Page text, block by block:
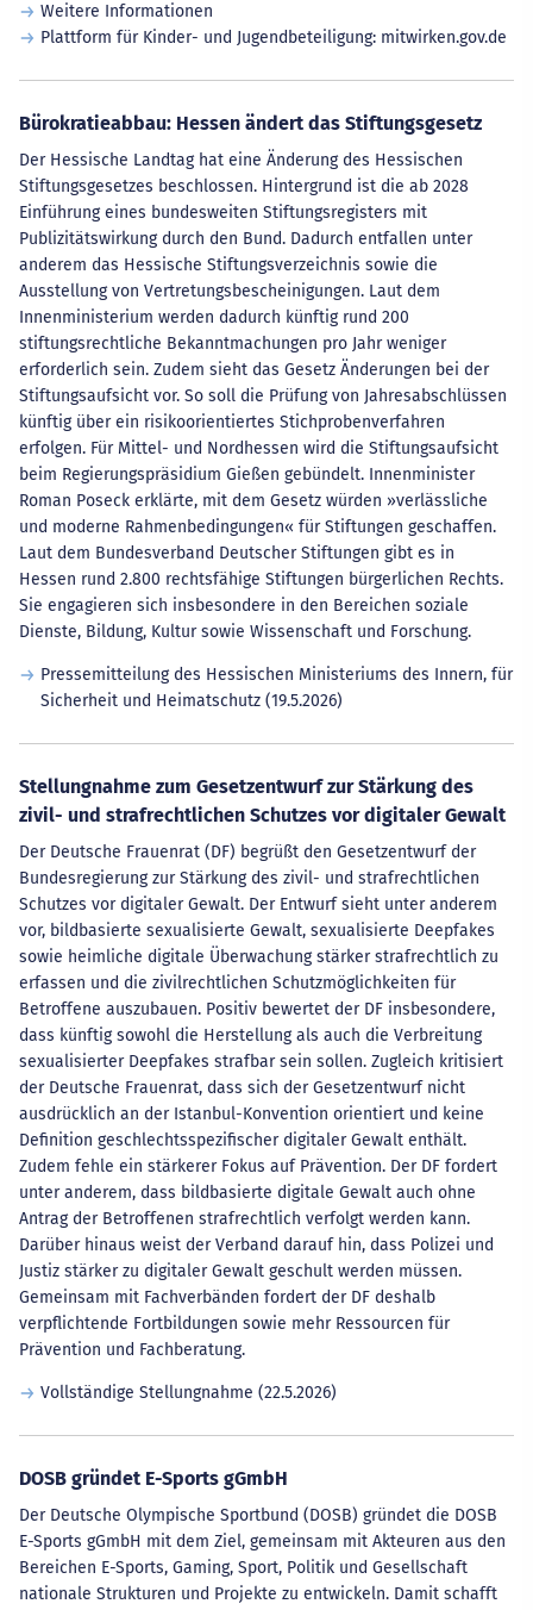
Weitere Informationen
Plattform für Kinder- und Jugendbeteiligung: mitwirken.gov.de
Bürokratieabbau: Hessen ändert das Stiftungsgesetz
Der Hessische Landtag hat eine Änderung des Hessischen
Stiftungsgesetzes beschlossen. Hintergrund ist die ab 2028
Einführung eines bundesweiten Stiftungsregisters mit
Publizitätswirkung durch den Bund. Dadurch entfallen unter
anderem das Hessische Stiftungsverzeichnis sowie die
Ausstellung von Vertretungsbescheinigungen. Laut dem
Innenministerium werden dadurch künftig rund 200
stiftungsrechtliche Bekanntmachungen pro Jahr weniger
erforderlich sein. Zudem sieht das Gesetz Änderungen bei der
Stiftungsaufsicht vor. So soll die Prüfung von Jahresabschlüssen
künftig über ein risikoorientiertes Stichprobenverfahren
erfolgen. Für Mittel- und Nordhessen wird die Stiftungsaufsicht
beim Regierungspräsidium Gießen gebündelt. Innenminister
Roman Poseck erklärte, mit dem Gesetz würden »verlässliche
und moderne Rahmenbedingungen« für Stiftungen geschaffen.
Laut dem Bundesverband Deutscher Stiftungen gibt es in
Hessen rund 2.800 rechtsfähige Stiftungen bürgerlichen Rechts.
Sie engagieren sich insbesondere in den Bereichen soziale
Dienste, Bildung, Kultur sowie Wissenschaft und Forschung.
Pressemitteilung des Hessischen Ministeriums des Innern, für
Sicherheit und Heimatschutz (19.5.2026)
Stellungnahme zum Gesetzentwurf zur Stärkung des
zivil- und strafrechtlichen Schutzes vor digitaler Gewalt
Der Deutsche Frauenrat (DF) begrüßt den Gesetzentwurf der
Bundesregierung zur Stärkung des zivil- und strafrechtlichen
Schutzes vor digitaler Gewalt. Der Entwurf sieht unter anderem
vor, bildbasierte sexualisierte Gewalt, sexualisierte Deepfakes
sowie heimliche digitale Überwachung stärker strafrechtlich zu
erfassen und die zivilrechtlichen Schutzmöglichkeiten für
Betroffene auszubauen. Positiv bewertet der DF insbesondere,
dass künftig sowohl die Herstellung als auch die Verbreitung
sexualisierter Deepfakes strafbar sein sollen. Zugleich kritisiert
der Deutsche Frauenrat, dass sich der Gesetzentwurf nicht
ausdrücklich an der Istanbul-Konvention orientiert und keine
Definition geschlechtsspezifischer digitaler Gewalt enthält.
Zudem fehle ein stärkerer Fokus auf Prävention. Der DF fordert
unter anderem, dass bildbasierte digitale Gewalt auch ohne
Antrag der Betroffenen strafrechtlich verfolgt werden kann.
Darüber hinaus weist der Verband darauf hin, dass Polizei und
Justiz stärker zu digitaler Gewalt geschult werden müssen.
Gemeinsam mit Fachverbänden fordert der DF deshalb
verpflichtende Fortbildungen sowie mehr Ressourcen für
Prävention und Fachberatung.
Vollständige Stellungnahme (22.5.2026)
DOSB gründet E-Sports gGmbH
Der Deutsche Olympische Sportbund (DOSB) gründet die DOSB
E-Sports gGmbH mit dem Ziel, gemeinsam mit Akteuren aus den
Bereichen E-Sports, Gaming, Sport, Politik und Gesellschaft
nationale Strukturen und Projekte zu entwickeln. Damit schafft